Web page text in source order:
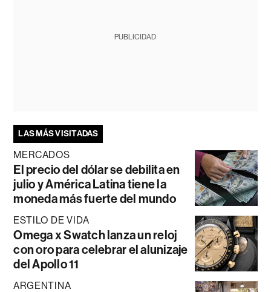
PUBLICIDAD
LAS MÁS VISITADAS
MERCADOS
El precio del dólar se debilita en
julio y América Latina tiene la
moneda más fuerte del mundo
ESTILO DE VIDA
Omega x Swatch lanza un reloj
con oro para celebrar el alunizaje
del Apollo 11
ARGENTINA